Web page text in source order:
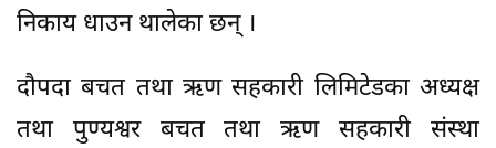
निकाय धाउन थालेका छन् ।
दौपदा बचत तथा ऋण सहकारी लिमिटेडका अध्यक्ष
तथा पुण्यश्वर बचत तथा ऋण सहकारी संस्था